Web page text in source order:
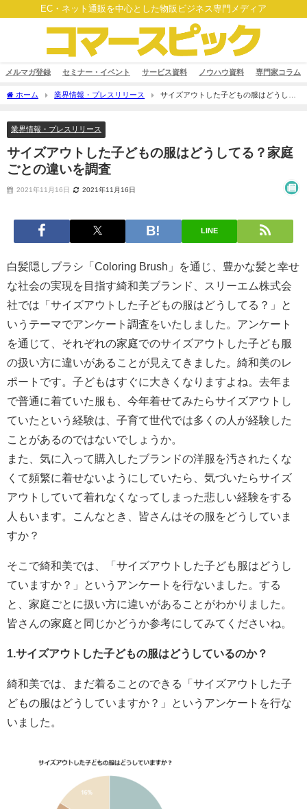
EC・ネット通販を中心とした物販ビジネス専門メディア
メルマガ登録 セミナー・イベント サービス資料 ノウハウ資料 専門家コラム
ホーム 業界情報・プレスリリース
​サイズアウトした子どもの服はどうして
業界情報・プレスリリース
​サイズアウトした子どもの服はどうしてる？家庭
ごとの違いを調査
2021年11月16日 2021年11月16日
LINE
白髪隠しブラシ「Coloring Brush」を通じ、豊かな髪と幸せ
な社会の実現を目指す綺和美ブランド、スリーエム株式会
社では「サイズアウトした子どもの服はどうしてる？」と
いうテーマでアンケート調査をいたしました。アンケート
を通じて、それぞれの家庭でのサイズアウトした子ども服
の扱い方に違いがあることが見えてきました。綺和美のレ
ポートです。子どもはすぐに大きくなりますよね。去年ま
で普通に着ていた服も、今年着せてみたらサイズアウトし
ていたという経験は、子育て世代では多くの人が経験した
ことがあるのではないでしょうか。
また、気に入って購入したブランドの洋服を汚されたくな
くて頻繁に着せないようにしていたら、気づいたらサイズ
アウトしていて着れなくなってしまった悲しい経験をする
人もいます。こんなとき、皆さんはその服をどうしていま
すか？
そこで綺和美では、「サイズアウトした子ども服はどうし
ていますか？」というアンケートを行ないました。する
と、家庭ごとに扱い方に違いがあることがわかりました。
皆さんの家庭と同じかどうか参考にしてみてくださいね。
1.サイズアウトした子どもの服はどうしているのか？
綺和美では、まだ着ることのできる「サイズアウトした子
どもの服はどうしていますか？」というアンケートを行な
いました。